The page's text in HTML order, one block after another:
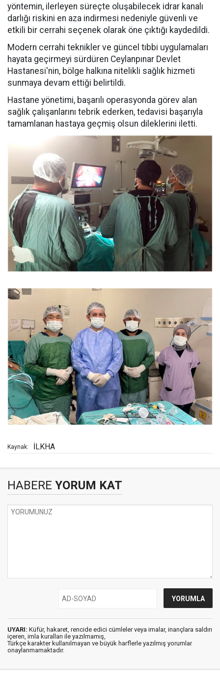
yöntemin, ilerleyen süreçte oluşabilecek idrar kanalı
darlığı riskini en aza indirmesi nedeniyle güvenli ve
etkili bir cerrahi seçenek olarak öne çıktığı kaydedildi.
Modern cerrahi teknikler ve güncel tıbbi uygulamaları
hayata geçirmeyi sürdüren Ceylanpınar Devlet
Hastanesi'nin, bölge halkına nitelikli sağlık hizmeti
sunmaya devam ettiği belirtildi.
Hastane yönetimi, başarılı operasyonda görev alan
sağlık çalışanlarını tebrik ederken, tedavisi başarıyla
tamamlanan hastaya geçmiş olsun dileklerini iletti.
Kaynak: İLKHA
HABERE YORUM KAT
UYARI: Küfür, hakaret, rencide edici cümleler veya imalar, inançlara saldırı
içeren, imla kuralları ile yazılmamış,
Türkçe karakter kullanılmayan ve büyük harflerle yazılmış yorumlar
onaylanmamaktadır.